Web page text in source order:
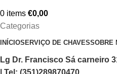
0 items €0,00
Categorias
INÍCIOSERVIÇO DE CHAVESSOBRE
Lg Dr. Francisco Sá carneiro
| Tel: (351)289870470